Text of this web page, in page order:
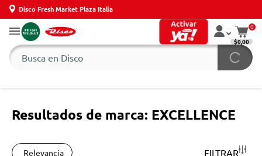
Disco Fresh Market Plaza Italia
0
$0,00
Resultados de marca: EXCELLENCE
Relevancia FILTRAR